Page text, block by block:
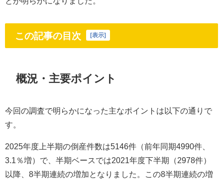
この記事の目次 表示
概況・主要ポイント
今回の調査で明らかになった主なポイントは以下の通りで
す。
2025年度上半期の倒産件数は5146件（前年同期4990件、
3.1％増）で、半期ベースでは2021年度下半期（2978件）
以降、8半期連続の増加となりました。この8半期連続の増